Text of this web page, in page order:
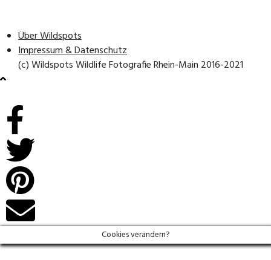
Über Wildspots
Impressum & Datenschutz
(c) Wildspots Wildlife Fotografie Rhein-Main 2016-2021
Cookies verändern?